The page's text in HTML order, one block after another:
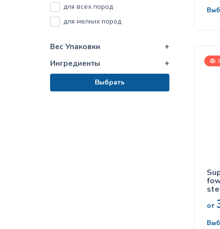
для всех пород
для мелких пород
Вес Упаковки
+
Ингредиенты
+
Выбрать
от